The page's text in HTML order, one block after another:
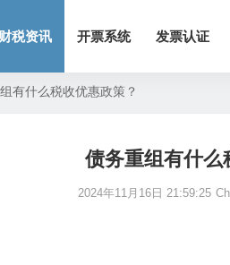
财税资讯 开票系统 发票认证
有什么税收优惠政策？
债务重组有什么
2024年11月16日 21:59:25